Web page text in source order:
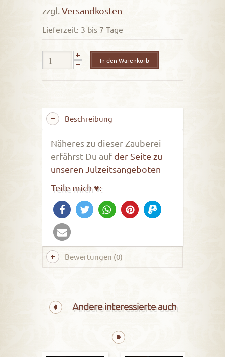
zzgl. Versandkosten
Lieferzeit: 3 bis 7 Tage
In den Warenkorb
Beschreibung
Näheres zu dieser Zauberei
erfährst Du auf der Seite zu
unseren Julzeitsangeboten
Teile mich ♥:
Bewertungen (0)
Andere interessierte auch